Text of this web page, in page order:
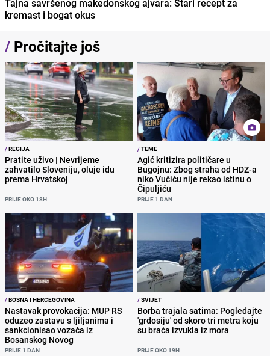
Tajna savršenog makedonskog ajvara: Stari recept za
kremast i bogat okus
/ Pročitajte još
/REGIJA
Pratite uživo | Nevrijeme
zahvatilo Sloveniju, oluje idu
prema Hrvatskoj
PRIJE OKO 18H
/TEME
Agić kritizira političare u
Bugojnu: Zbog straha od HDZ-a
niko Vučiću nije rekao istinu o
Čipuljiću
PRIJE 1 DAN
/BOSNA I HERCEGOVINA
Nastavak provokacija: MUP RS
oduzeo zastavu s ljiljanima i
sankcionisao vozača iz
Bosanskog Novog
PRIJE 1 DAN
/SVIJET
Borba trajala satima: Pogledajte
'grdosiju' od skoro tri metra koju
su braća izvukla iz mora
PRIJE OKO 19H